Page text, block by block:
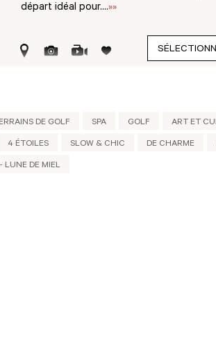
départ idéal pour....»»
DE GOLF SPA GOLF ART ET
4 ÉTOILES SLOW & CHIC DE CHARME
LUNE DE MIEL